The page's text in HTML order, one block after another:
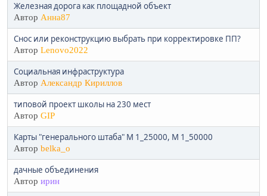
Железная дорога как площадной объект
Автор Анна87
Снос или реконструкцию выбрать при корректировке ПП?
Автор Lenovo2022
Социальная инфраструктура
Автор Александр Кириллов
типовой проект школы на 230 мест
Автор GIP
Карты "генерального штаба" М 1_25000, М 1_50000
Автор belka_o
дачные объединения
Автор ирин